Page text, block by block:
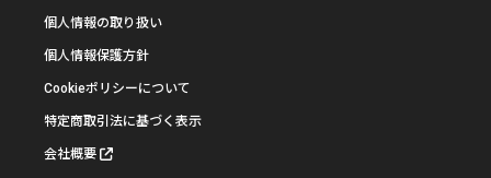
個人情報の取り扱い
個人情報保護方針
Cookieポリシーについて
特定商取引法に基づく表示
会社概要